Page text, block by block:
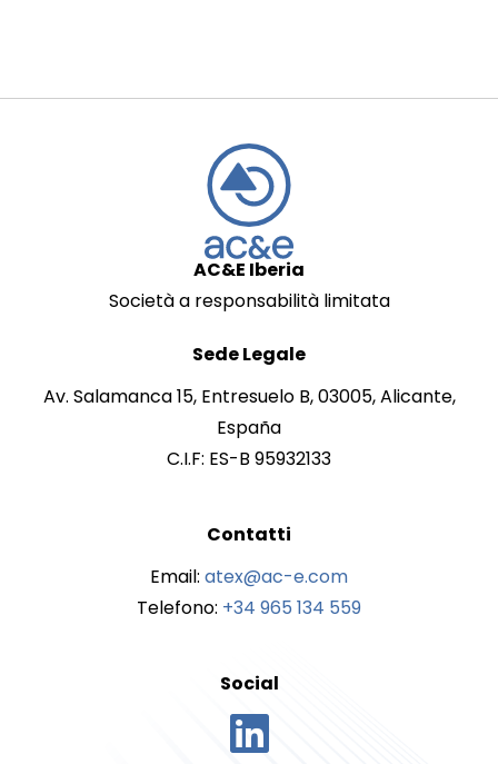
AC&E Iberia
Società a responsabilità limitata
Sede Legale
Av. Salamanca 15, Entresuelo B, 03005, Alicante,
España
C.I.F: ES-B 95932133
Contatti
Email: atex@ac-e.com
Telefono: +34 965 134 559
Social